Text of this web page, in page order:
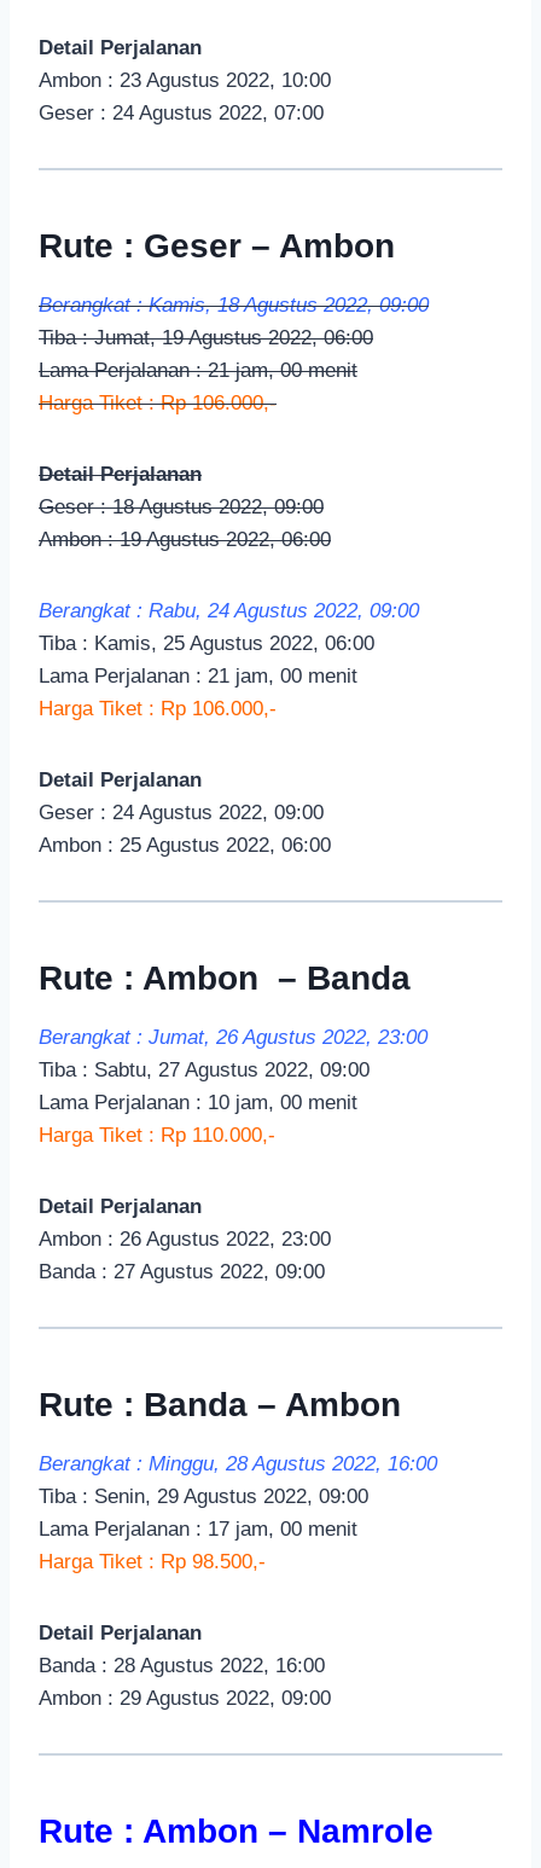
Detail Perjalanan
Ambon : 23 Agustus 2022, 10:00
Geser : 24 Agustus 2022, 07:00
Rute : Geser – Ambon
Berangkat : Kamis, 18 Agustus 2022, 09:00
Tiba : Jumat, 19 Agustus 2022, 06:00
Lama Perjalanan : 21 jam, 00 menit
Harga Tiket : Rp 106.000,-
Detail Perjalanan
Geser : 18 Agustus 2022, 09:00
Ambon : 19 Agustus 2022, 06:00
Berangkat : Rabu, 24 Agustus 2022, 09:00
Tiba : Kamis, 25 Agustus 2022, 06:00
Lama Perjalanan : 21 jam, 00 menit
Harga Tiket : Rp 106.000,-
Detail Perjalanan
Geser : 24 Agustus 2022, 09:00
Ambon : 25 Agustus 2022, 06:00
Rute : Ambon – Banda
Berangkat : Jumat, 26 Agustus 2022, 23:00
Tiba : Sabtu, 27 Agustus 2022, 09:00
Lama Perjalanan : 10 jam, 00 menit
Harga Tiket : Rp 110.000,-
Detail Perjalanan
Ambon : 26 Agustus 2022, 23:00
Banda : 27 Agustus 2022, 09:00
Rute : Banda – Ambon
Berangkat : Minggu, 28 Agustus 2022, 16:00
Tiba : Senin, 29 Agustus 2022, 09:00
Lama Perjalanan : 17 jam, 00 menit
Harga Tiket : Rp 98.500,-
Detail Perjalanan
Banda : 28 Agustus 2022, 16:00
Ambon : 29 Agustus 2022, 09:00
Rute : Ambon – Namrole